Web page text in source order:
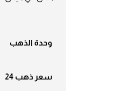
وحدة الذهب
سعر ذهب 24